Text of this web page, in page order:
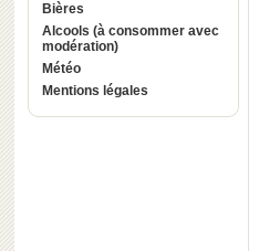
Bières
Alcools (à consommer avec
modération)
Météo
Mentions légales